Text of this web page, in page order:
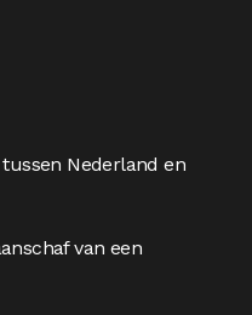
Nederland en
van een